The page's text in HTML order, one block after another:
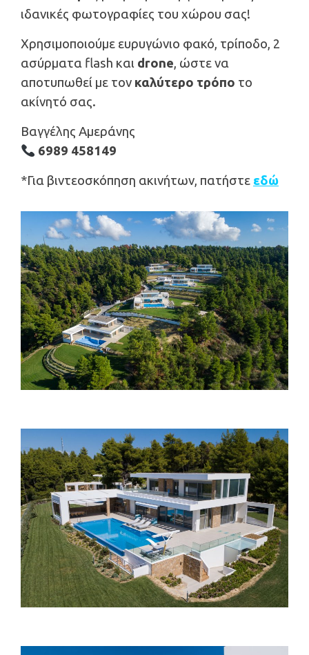
ιδανικές φωτογραφίες του χώρου σας!
Χρησιμοποιούμε ευρυγώνιο φακό, τρίποδο, 2
ασύρματα flash και drone, ώστε να
αποτυπωθεί με τον καλύτερο τρόπο το
ακίνητό σας.
Βαγγέλης Αμεράνης
6989 458149
*Για βιντεοσκόπηση ακινήτων, πατήστε εδώ